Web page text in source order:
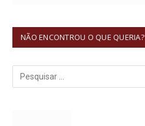
NÃO ENCONTROU O QUE QUERIA?